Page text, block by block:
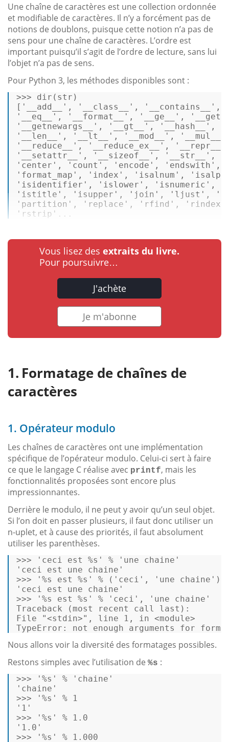
Une chaîne de caractères est une collection ordonnée
et modifiable de caractères. Il n’y a forcément pas de
notions de doublons, puisque cette notion n’a pas de
sens pour une chaîne de caractères. L’ordre est
important puisqu’il s’agit de l’ordre de lecture, sans lui
l’objet n’a pas de sens.
Pour Python 3, les méthodes disponibles sont :
>>> dir ( str )
[ '__add__' , '__class__' , '__contains__' ,
'__eq__' , '__format__' , '__ge__' ,
'__getnewargs__' , '__gt__' , '__hash__' ,
'__len__' , '__lt__' , '__mod__' , '__mul__'
'__reduce__' , '__reduce_ex__' , '__repr__'
'__setattr__' , '__sizeof__' , '__str__' ,
'center' , 'count' , 'encode' , 'endswith' ,
'format_map' , 'index' , 'isalnum' ,
'isidentifier' , 'islower' , 'isnumeric' ,
'istitle' , 'isupper' , 'join' , 'ljust' ,
'partition' , 'replace' , 'rfind' , 'rindex'
'rstrip' ...
Vous lisez des extraits du livre.
Pour poursuivre…
J'achète
Je m'abonne
Formatage de chaînes de
caractères
1. Opérateur modulo
Les chaînes de caractères ont une implémentation
spécifique de l’opérateur modulo. Celui-ci sert à faire
ce que le langage C réalise avec printf, mais les
fonctionnalités proposées sont encore plus
impressionnantes.
Derrière le modulo, il ne peut y avoir qu’un seul objet.
Si l’on doit en passer plusieurs, il faut donc utiliser un
n-uplet, et à cause des priorités, il faut absolument
utiliser les parenthèses.
>>> 'ceci est %s' %
'une chaine'
'ceci est une chaine'
>>>
'%s est %s' % ( 'ceci' , 'une chaine'
'ceci est une chaine'
>>>
'%s est %s' % 'ceci' ,
'une chaine'
Traceback (most recent call last):
File
"<stdin>" , line 1 , in <module>
TypeError: not enough arguments for
Nous allons voir la diversité des formatages possibles.
Restons simples avec l’utilisation de %s :
>>> '%s' %
'chaine'
'chaine'
>>>
'%s' %
1
'1'
>>>
'%s' %
1.0
'1.0'
>>>
'%s' %
1.000